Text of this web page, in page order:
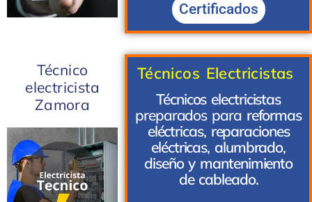
Certificados
Técnico
electricista
Zamora
Técnicos Electricistas
Técnicos electricistas
preparados para reformas
eléctricas, reparaciones
eléctricas, alumbrado,
diseño y mantenimiento
de cableado.